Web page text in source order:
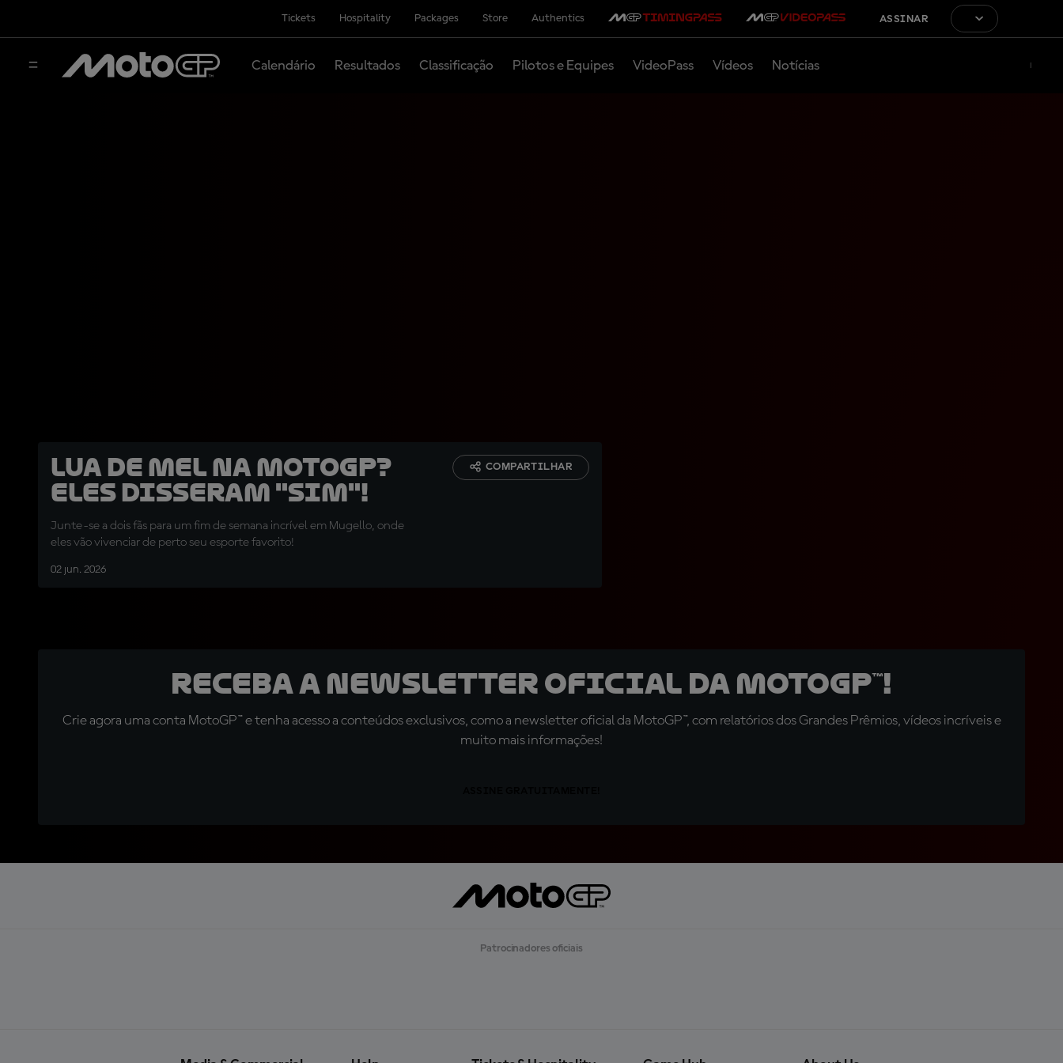
Tickets Hospitality Packages Store Authentics ASSINAR
Calendário Resultados Classificação Pilotos e Equipes VideoPass Vídeos Notícias
Lua de mel na MotoGP?
Eles disseram "sim"!
Junte-se a dois fãs para um fim de semana incrível em Mugello, onde
eles vão vivenciar de perto seu esporte favorito!
02 jun. 2026
COMPARTILHAR
Receba a newsletter oficial da MotoGP™!
Crie agora uma conta MotoGP™ e tenha acesso a conteúdos exclusivos, como a newsletter oficial da MotoGP™, com relatórios dos Grandes Prêmios, vídeos incríveis e
muito mais informações!
Patrocinadores oficiais